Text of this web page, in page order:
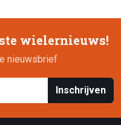
wielernieuws!
nieuwsbrief
Inschrijven